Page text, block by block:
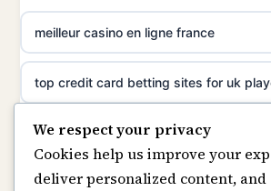
meilleur casino en ligne
sazkove kancelare cr
sázkové kanceláře
non gamstop casinos
non gamstop casinos
non gamstop casinos
meilleur casino en ligne france
top credit card betting sites for uk
best bitcoin casino
online casinos
We respect your privacy
Cookies help us improve your
deliver personalized content, and